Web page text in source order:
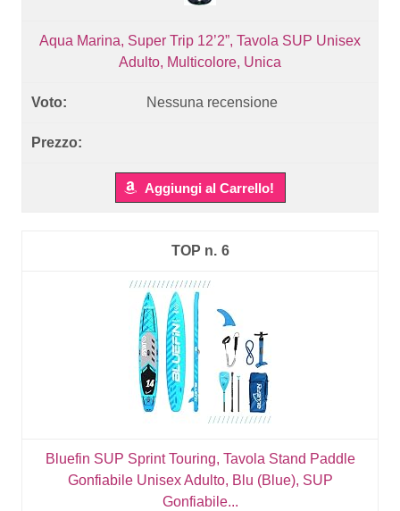
Aqua Marina, Super Trip 12’2”, Tavola SUP Unisex
Adulto, Multicolore, Unica
Nessuna recensione
Aggiungi al Carrello!
6
Bluefin SUP Sprint Touring, Tavola Stand Paddle
Gonfiabile Unisex Adulto, Blu (Blue), SUP
Gonfiabile...